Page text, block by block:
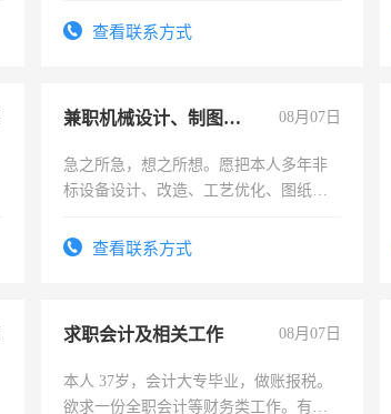
查看联系方式
兼职机械设计、制图、设备改造 08月07日
急之所急，想之所想。愿把本人多年非
标设备设计、改造、工艺优化、图纸制
结识有识之士，共享未来。
查看联系方式
求职会计及相关工作 08月07日
本人 37岁，会计大专毕业，做账报税。
欲求一份全职会计等财务类工作。有会